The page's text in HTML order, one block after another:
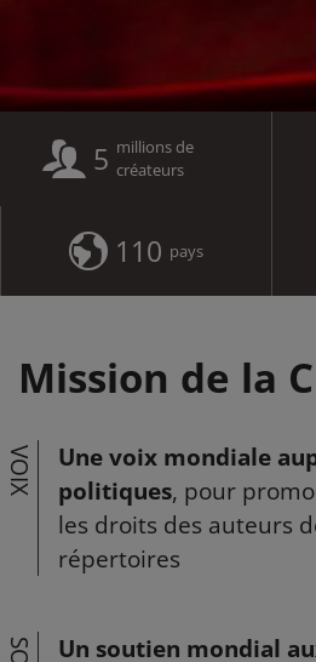
5 millions de
créateurs
110 pays
Mission de la
VOIX
Une voix mondiale
politiques, pour
les droits des auteurs
répertoires
Un soutien mondial